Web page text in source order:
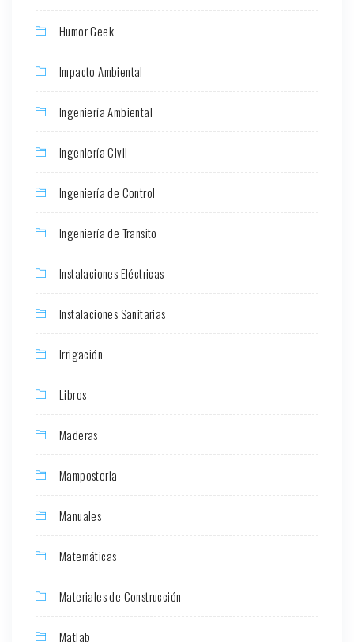
Humor Geek
Impacto Ambiental
Ingeniería Ambiental
Ingeniería Civil
Ingeniería de Control
Ingeniería de Transito
Instalaciones Eléctricas
Instalaciones Sanitarias
Irrigación
Libros
Maderas
Mamposteria
Manuales
Matemáticas
Materiales de Construcción
Matlab